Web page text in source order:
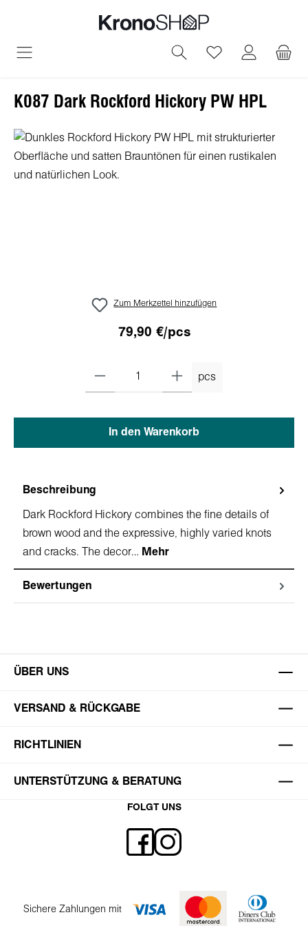
Du hast 0
K087 Dark Rockford Hickory PW HPL
Bildergalerie überspringen
Zum Merkzettel hinzufügen
79,90 €/pcs
pcs
In den Warenkorb
Beschreibung
Dark Rockford Hickory combines the fine details of
brown wood and the expressive, highly varied knots
and cracks. The decor… Mehr
Bewertungen
ÜBER UNS
VERSAND & RÜCKGABE
RICHTLINIEN
UNTERSTÜTZUNG & BERATUNG
FOLGT UNS
Sichere Zahlungen mit